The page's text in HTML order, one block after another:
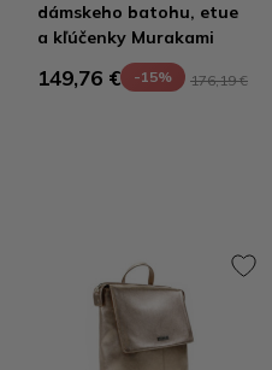
dámskeho batohu, etue
a kľúčenky Murakami
149,76 € -15% 176,19 €